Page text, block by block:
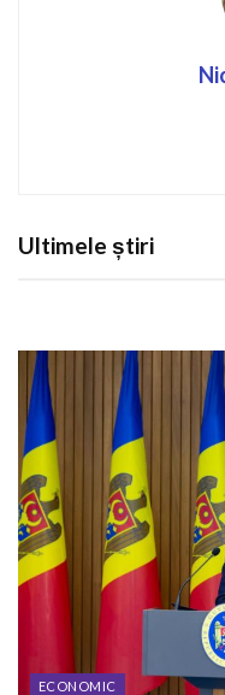
Ultimele știri
ECONOMIC